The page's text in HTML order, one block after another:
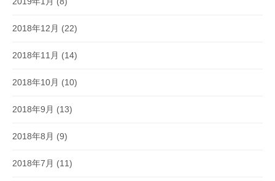
2018年12月 (22)
2018年11月 (14)
2018年10月 (10)
2018年9月 (13)
2018年8月 (9)
2018年7月 (11)